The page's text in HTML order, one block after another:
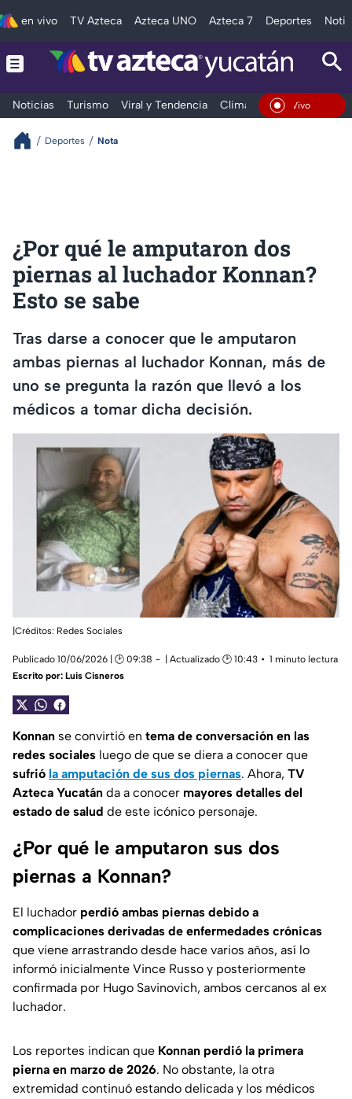
en vivo TV Azteca Azteca UNO Azteca 7 Deportes
Noticias Turismo Viral y Tendencia Clima Deportes
En Vivo
Deportes Nota
¿Por qué le amputaron dos
piernas al luchador Konnan?
Esto se sabe
Tras darse a conocer que le amputaron
ambas piernas al luchador Konnan, más de
uno se pregunta la razón que llevó a los
médicos a tomar dicha decisión.
|Créditos: Redes Sociales
Publicado 10/06/2026 | 🕑 09:38 | Actualizado 🕑 10:43
1 minuto lectura
Escrito por: Luis Cisneros
Konnan se convirtió en tema de conversación en las
redes sociales luego de que se diera a conocer que
sufrió la amputación de sus dos piernas. Ahora, TV
Azteca Yucatán da a conocer mayores detalles del
estado de salud de este icónico personaje.
¿Por qué le amputaron sus dos
piernas a Konnan?
El luchador perdió ambas piernas debido a
complicaciones derivadas de enfermedades crónicas
que viene arrastrando desde hace varios años, así lo
informó inicialmente Vince Russo y posteriormente
confirmada por Hugo Savinovich, ambos cercanos al ex
luchador.
Los reportes indican que Konnan perdió la primera
pierna en marzo de 2026. No obstante, la otra
extremidad continuó estando delicada y los médicos